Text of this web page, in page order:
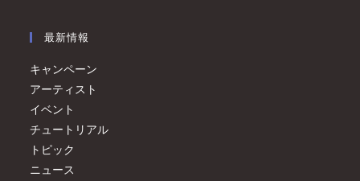
最新情報
キャンペーン
アーティスト
イベント
チュートリアル
トピック
ニュース